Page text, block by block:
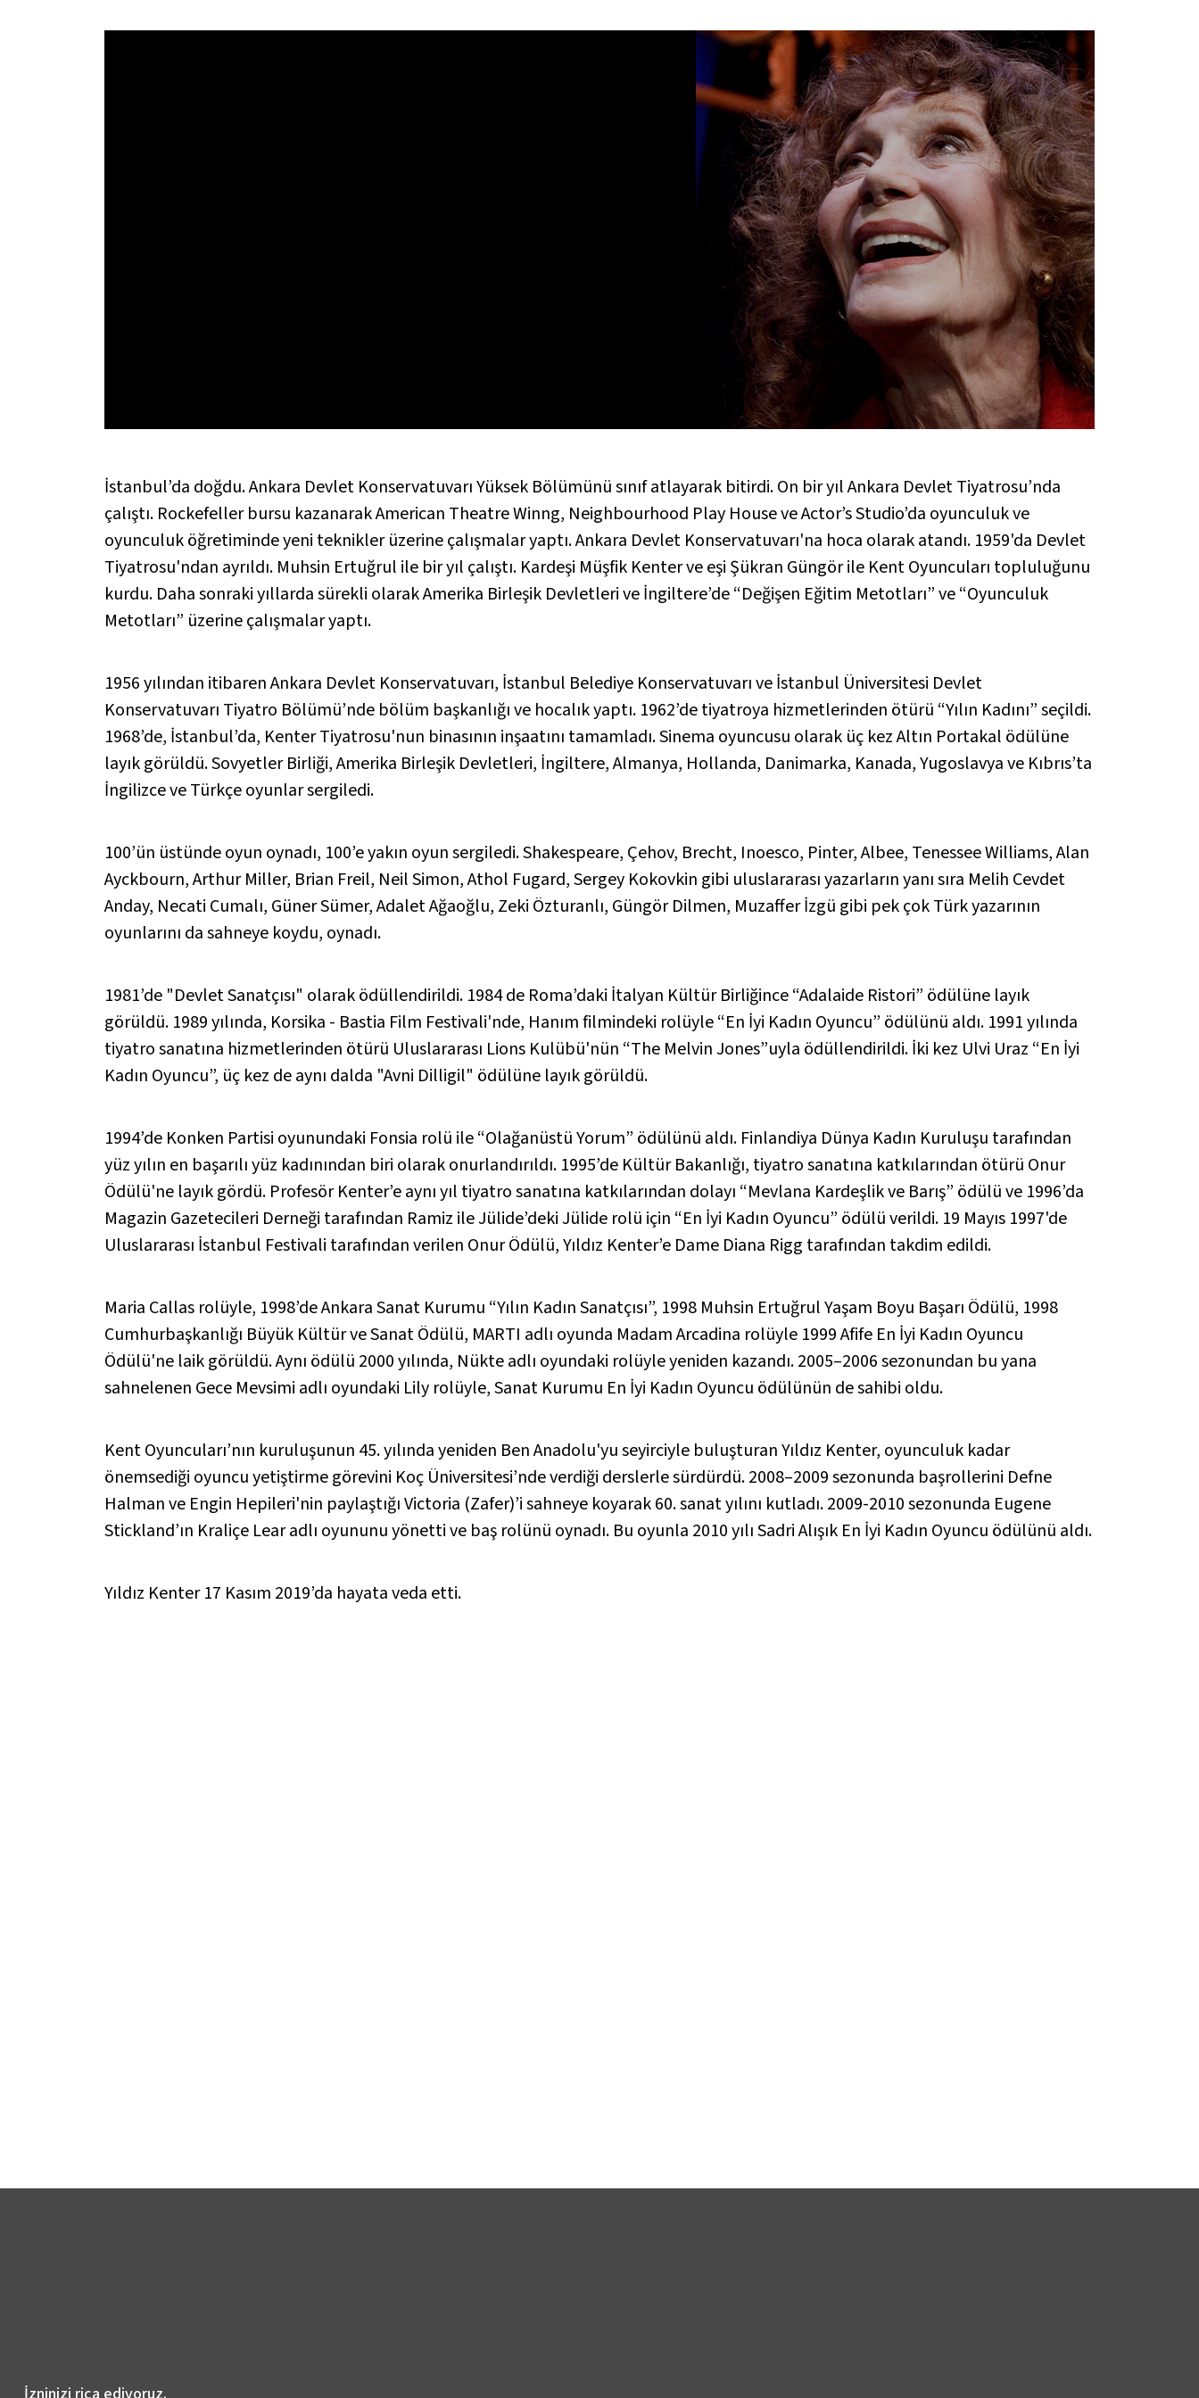
İstanbul’da doğdu. Ankara Devlet Konservatuvarı Yüksek Bölümünü sınıf atlayarak bitirdi. On bir yıl Ankara Devlet Tiyatrosu’nda
çalıştı. Rockefeller bursu kazanarak American Theatre Winng, Neighbourhood Play House ve Actor’s Studio’da oyunculuk ve
oyunculuk öğretiminde yeni teknikler üzerine çalışmalar yaptı. Ankara Devlet Konservatuvarı'na hoca olarak atandı. 1959'da Devlet
Tiyatrosu'ndan ayrıldı. Muhsin Ertuğrul ile bir yıl çalıştı. Kardeşi Müşfik Kenter ve eşi Şükran Güngör ile Kent Oyuncuları topluluğunu
kurdu. Daha sonraki yıllarda sürekli olarak Amerika Birleşik Devletleri ve İngiltere’de “Değişen Eğitim Metotları” ve “Oyunculuk
Metotları” üzerine çalışmalar yaptı.
1956 yılından itibaren Ankara Devlet Konservatuvarı, İstanbul Belediye Konservatuvarı ve İstanbul Üniversitesi Devlet
Konservatuvarı Tiyatro Bölümü’nde bölüm başkanlığı ve hocalık yaptı. 1962’de tiyatroya hizmetlerinden ötürü “Yılın Kadını” seçildi.
1968’de, İstanbul’da, Kenter Tiyatrosu'nun binasının inşaatını tamamladı. Sinema oyuncusu olarak üç kez Altın Portakal ödülüne
layık görüldü. Sovyetler Birliği, Amerika Birleşik Devletleri, İngiltere, Almanya, Hollanda, Danimarka, Kanada, Yugoslavya ve Kıbrıs’ta
İngilizce ve Türkçe oyunlar sergiledi.
100’ün üstünde oyun oynadı, 100’e yakın oyun sergiledi. Shakespeare, Çehov, Brecht, Inoesco, Pinter, Albee, Tenessee Williams, Alan
Ayckbourn, Arthur Miller, Brian Freil, Neil Simon, Athol Fugard, Sergey Kokovkin gibi uluslararası yazarların yanı sıra Melih Cevdet
Anday, Necati Cumalı, Güner Sümer, Adalet Ağaoğlu, Zeki Özturanlı, Güngör Dilmen, Muzaffer İzgü gibi pek çok Türk yazarının
oyunlarını da sahneye koydu, oynadı.
1981’de "Devlet Sanatçısı" olarak ödüllendirildi. 1984 de Roma’daki İtalyan Kültür Birliğince “Adalaide Ristori” ödülüne layık
görüldü. 1989 yılında, Korsika - Bastia Film Festivali'nde, Hanım filmindeki rolüyle “En İyi Kadın Oyuncu” ödülünü aldı. 1991 yılında
tiyatro sanatına hizmetlerinden ötürü Uluslararası Lions Kulübü'nün “The Melvin Jones”uyla ödüllendirildi. İki kez Ulvi Uraz “En İyi
Kadın Oyuncu”, üç kez de aynı dalda "Avni Dilligil" ödülüne layık görüldü.
1994’de Konken Partisi oyunundaki Fonsia rolü ile “Olağanüstü Yorum” ödülünü aldı. Finlandiya Dünya Kadın Kuruluşu tarafından
yüz yılın en başarılı yüz kadınından biri olarak onurlandırıldı. 1995’de Kültür Bakanlığı, tiyatro sanatına katkılarından ötürü Onur
Ödülü'ne layık gördü. Profesör Kenter’e aynı yıl tiyatro sanatına katkılarından dolayı “Mevlana Kardeşlik ve Barış” ödülü ve 1996’da
Magazin Gazetecileri Derneği tarafından Ramiz ile Jülide’deki Jülide rolü için “En İyi Kadın Oyuncu” ödülü verildi. 19 Mayıs 1997'de
Uluslararası İstanbul Festivali tarafından verilen Onur Ödülü, Yıldız Kenter’e Dame Diana Rigg tarafından takdim edildi.
Maria Callas rolüyle, 1998’de Ankara Sanat Kurumu “Yılın Kadın Sanatçısı”, 1998 Muhsin Ertuğrul Yaşam Boyu Başarı Ödülü, 1998
Cumhurbaşkanlığı Büyük Kültür ve Sanat Ödülü, MARTI adlı oyunda Madam Arcadina rolüyle 1999 Afife En İyi Kadın Oyuncu
Ödülü'ne laik görüldü. Aynı ödülü 2000 yılında, Nükteadlı oyundaki rolüyle yeniden kazandı. 2005–2006 sezonundan bu yana
sahnelenen Gece Mevsimi adlı oyundaki Lily rolüyle, Sanat Kurumu En İyi Kadın Oyuncu ödülünün de sahibi oldu.
Kent Oyuncuları’nın kuruluşunun 45. yılında yeniden Ben Anadolu'yu seyirciyle buluşturan Yıldız Kenter, oyunculuk kadar
önemsediği oyuncu yetiştirme görevini Koç Üniversitesi’nde verdiği derslerle sürdürdü. 2008–2009 sezonunda başrollerini Defne
Halman ve Engin Hepileri'nin paylaştığıVictoria (Zafer)’i sahneye koyarak 60. sanat yılını kutladı. 2009-2010 sezonunda Eugene
Stickland’ın Kraliçe Learadlı oyununu yönetti ve baş rolünü oynadı. Bu oyunla 2010 yılı Sadri Alışık En İyi Kadın Oyuncu ödülünü aldı.
Yıldız Kenter 17 Kasım 2019’da hayata veda etti.